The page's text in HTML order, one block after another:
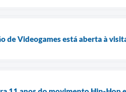
de Videogames está aberta à